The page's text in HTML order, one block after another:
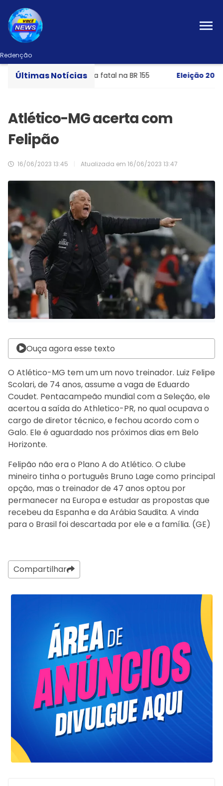
Redenção
Últimas Notícias
com uma vítima fatal na BR 155 Eleição 2026-
Atlético-MG acerta com
Felipão
16/06/2023 13:45 Atualizada em 16/06/2023 13:47
Ouça agora esse texto
O Atlético-MG tem um um novo treinador. Luiz Felipe
Scolari, de 74 anos, assume a vaga de Eduardo
Coudet. Pentacampeão mundial com a Seleção, ele
acertou a saída do Athletico-PR, no qual ocupava o
cargo de diretor técnico, e fechou acordo com o
Galo. Ele é aguardado nos próximos dias em Belo
Horizonte.
Felipão não era o Plano A do Atlético. O clube
mineiro tinha o português Bruno Lage como principal
opção, mas o treinador de 47 anos optou por
permanecer na Europa e estudar as propostas que
recebeu da Espanha e da Arábia Saudita. A vinda
para o Brasil foi descartada por ele e a família. (GE)
Compartilhar